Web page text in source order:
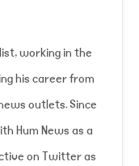
working in the
his career from
outlets. Since
Hum News as a
on Twitter as